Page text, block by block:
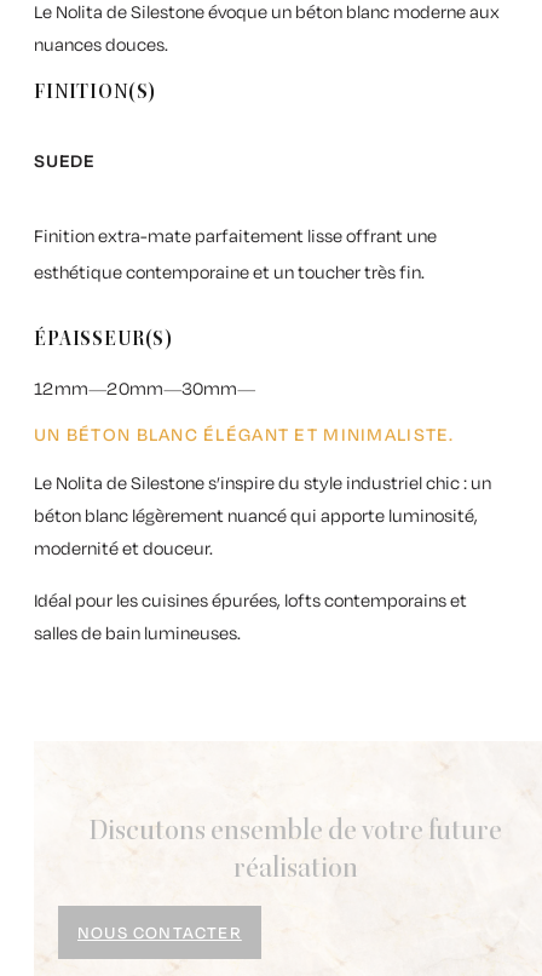
Le Nolita de Silestone évoque un béton blanc moderne aux
nuances douces.
FINITION(S)
SUEDE
Finition extra-mate parfaitement lisse offrant une
esthétique contemporaine et un toucher très fin.
ÉPAISSEUR(S)
12mm 20mm 30mm
UN BÉTON BLANC ÉLÉGANT ET MINIMALISTE.
Le Nolita de Silestones’inspire du style industriel chic : un
béton blanc légèrement nuancé qui apporte luminosité,
modernité et douceur.
Idéal pour les cuisines épurées, lofts contemporains et
salles de bain lumineuses.
Discutons ensemble de votre future
réalisation
NOUS CONTACTER